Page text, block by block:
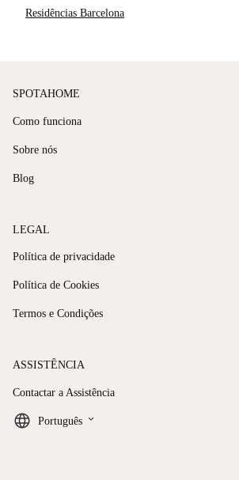
Residências Barcelona
SPOTAHOME
Como funciona
Sobre nós
Blog
LEGAL
Política de privacidade
Política de Cookies
Termos e Condições
ASSISTÊNCIA
Contactar a Assistência
Português keyboard_arrow_down